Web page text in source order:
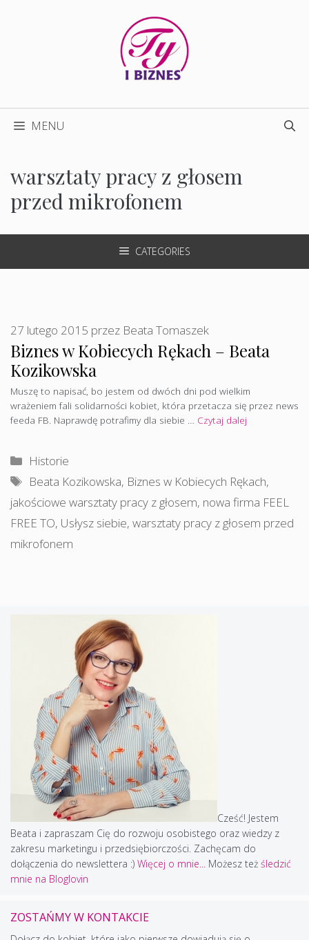
MENU
warsztaty pracy z głosem
przed mikrofonem
CATEGORIES
Biznes w Kobiecych Rękach – Beata
Kozikowska
27 lutego 2015 przez Beata Tomaszek
Muszę to napisać, bo jestem od dwóch dni pod wielkim
wrażeniem fali solidarności kobiet, która przetacza się przez news
feeda FB. Naprawdę potrafimy dla siebie … Czytaj dalej
Kategorie
Historie
Tagi
Beata Kozikowska, Biznes w Kobiecych Rękach,
jakościowe warsztaty pracy z głosem, nowa firma FEEL
FREE TO, Usłysz siebie, warsztaty pracy z głosem przed
mikrofonem
Cześć! Jestem
Beata i zapraszam Cię do rozwoju osobistego oraz wiedzy z
zakresu marketingu i przedsiębiorczości. Zachęcam do
dołączenia do newslettera :) Więcej o mnie... Możesz też śledzić
mnie na Bloglovin
ZOSTAŃMY W KONTAKCIE